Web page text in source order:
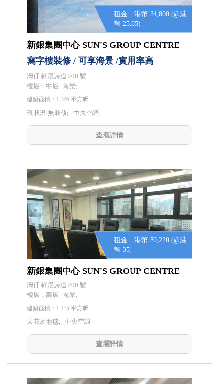
租金：港幣 34,800 (@港
幣 25.85)
新銀集團中心 SUN'S GROUP CENTRE
寫字樓裝修 / 可享海景 /實用率高
灣仔 軒尼詩道 200 號
樓層：中層 | 海景;
建築面積：1,346 平方呎
現狀況/無裝修; | 中央空調
查看詳情
租金：港幣 50,220 (@港
幣 35)
新銀集團中心 SUN'S GROUP CENTRE
灣仔 軒尼詩道 200 號
樓層：高層 | 海景;
建築面積：1,435 平方呎
天花及地毯; | 中央空調
查看詳情